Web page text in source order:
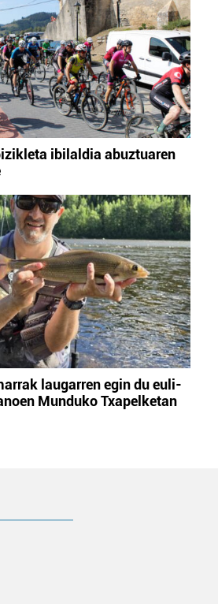
ibilaldia abuztuaren
laugarren egin du euli-
Munduko Txapelketan